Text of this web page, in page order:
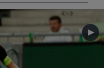
►